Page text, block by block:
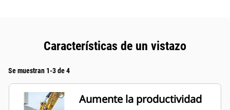
Características de un vistazo
Se muestran 1-3 de 4
Aumente la productividad